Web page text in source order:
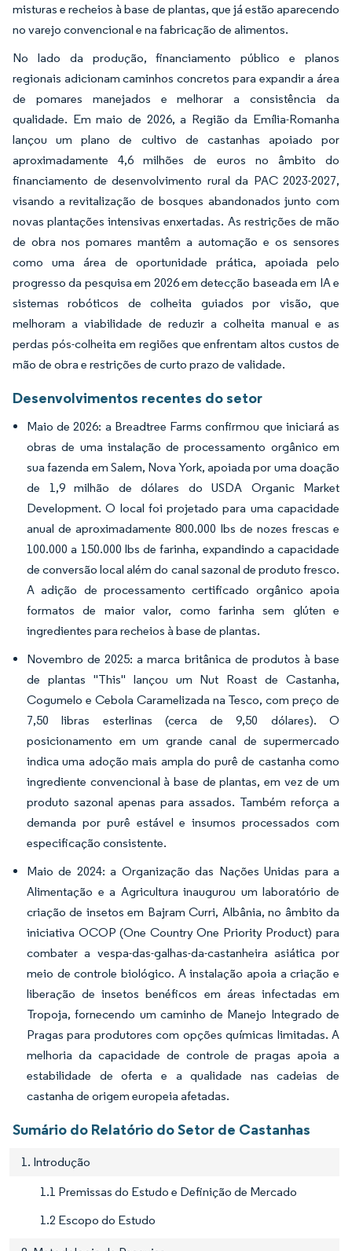
misturas e recheios à base de plantas, que já estão aparecendo
no varejo convencional e na fabricação de alimentos.
No lado da produção, financiamento público e planos
regionais adicionam caminhos concretos para expandir a área
de pomares manejados e melhorar a consistência da
qualidade. Em maio de 2026, a Região da Emília-Romanha
lançou um plano de cultivo de castanhas apoiado por
aproximadamente 4,6 milhões de euros no âmbito do
financiamento de desenvolvimento rural da PAC 2023-2027,
visando a revitalização de bosques abandonados junto com
novas plantações intensivas enxertadas. As restrições de mão
de obra nos pomares mantêm a automação e os sensores
como uma área de oportunidade prática, apoiada pelo
progresso da pesquisa em 2026 em detecção baseada em IA e
sistemas robóticos de colheita guiados por visão, que
melhoram a viabilidade de reduzir a colheita manual e as
perdas pós-colheita em regiões que enfrentam altos custos de
mão de obra e restrições de curto prazo de validade.
Desenvolvimentos recentes do setor
Maio de 2026: a Breadtree Farms confirmou que iniciará as
obras de uma instalação de processamento orgânico em
sua fazenda em Salem, Nova York, apoiada por uma doação
de 1,9 milhão de dólares do USDA Organic Market
Development. O local foi projetado para uma capacidade
anual de aproximadamente 800.000 lbs de nozes frescas e
100.000 a 150.000 lbs de farinha, expandindo a capacidade
de conversão local além do canal sazonal de produto fresco.
A adição de processamento certificado orgânico apoia
formatos de maior valor, como farinha sem glúten e
ingredientes para recheios à base de plantas.
Novembro de 2025: a marca britânica de produtos à base
de plantas "This" lançou um Nut Roast de Castanha,
Cogumelo e Cebola Caramelizada na Tesco, com preço de
7,50 libras esterlinas (cerca de 9,50 dólares). O
posicionamento em um grande canal de supermercado
indica uma adoção mais ampla do purê de castanha como
ingrediente convencional à base de plantas, em vez de um
produto sazonal apenas para assados. Também reforça a
demanda por purê estável e insumos processados com
especificação consistente.
Maio de 2024: a Organização das Nações Unidas para a
Alimentação e a Agricultura inaugurou um laboratório de
criação de insetos em Bajram Curri, Albânia, no âmbito da
iniciativa OCOP (One Country One Priority Product) para
combater a vespa-das-galhas-da-castanheira asiática por
meio de controle biológico. A instalação apoia a criação e
liberação de insetos benéficos em áreas infectadas em
Tropoja, fornecendo um caminho de Manejo Integrado de
Pragas para produtores com opções químicas limitadas. A
melhoria da capacidade de controle de pragas apoia a
estabilidade de oferta e a qualidade nas cadeias de
castanha de origem europeia afetadas.
Sumário do Relatório do Setor de Castanhas
1. Introdução
1.1 Premissas do Estudo e Definição de Mercado
1.2 Escopo do Estudo